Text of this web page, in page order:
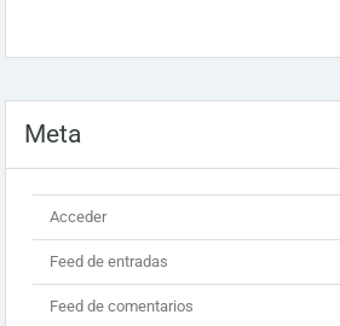
Meta
Acceder
Feed de entradas
Feed de comentarios